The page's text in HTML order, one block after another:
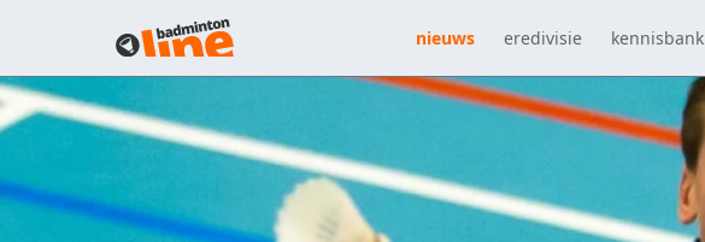
nieuws eredivisie kennisbank